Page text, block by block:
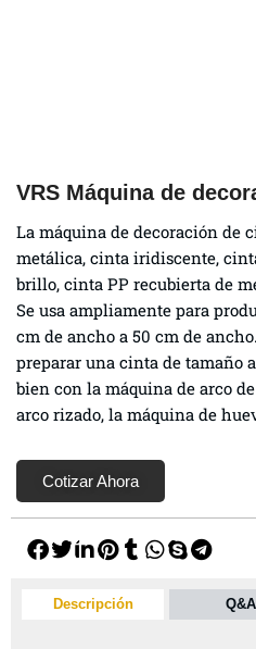
VRS Máquina de
La máquina de decoración de
metálica, cinta iridiscente,
brillo, cinta PP recubierta de
Se usa ampliamente para
cm de ancho a 50 cm de
preparar una cinta de tamaño
bien con la máquina de arco
arco rizado, la máquina de
Cotizar Ahora
Descripción Q&A